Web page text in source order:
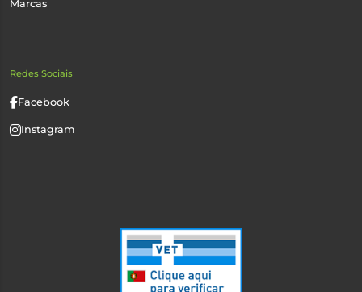
Marcas
Redes Sociais
Facebook
Instagram